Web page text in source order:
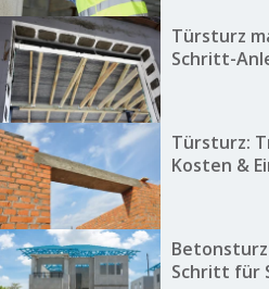
Türsturz
Schritt-
Türsturz:
Kosten &
Betonsturz
Schritt für